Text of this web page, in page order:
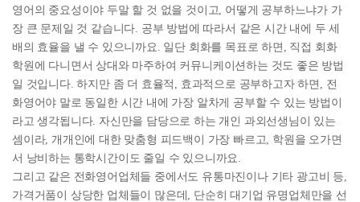
영어의 중요성이야 두말 할 것 없을 것이고, 어떻게 공부하느냐가 가
장 큰 문제일 것 같습니다. 공부 방법에 따라서 같은 시간 내에 두 세
배의 효율을 낼 수 있으니까요. 일단 회화를 목표로 하면, 직접 회화
학원에 다니면서 상대와 마주하여 커뮤니케이션하는 것도 좋은 방법
일 것입니다. 하지만 좀 더 효율적, 효과적으로 공부하고자 하면, 전
화영어야 말로 동일한 시간 내에 가장 알차게 공부할 수 있는 방법이
라고 생각됩니다. 자신만을 담당으로 하는 개인 과외선생님이 있는
셈이라, 개개인에 대한 맞춤형 피드백이 가장 빠르고, 학원을 오가면
서 낭비하는 통학시간이도 줄일 수 있으니까요.
그리고 같은 전화영어업체들 중에서도 유통마진이나 기타 광고비 등,
가격거품이 상당한 업체들이 많은데, 단순히 대기업 유명업체만을 선